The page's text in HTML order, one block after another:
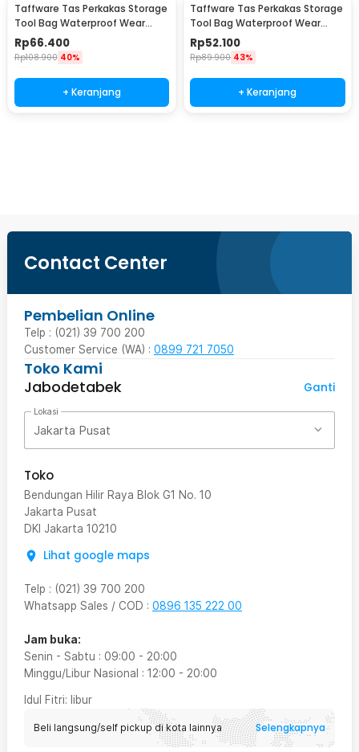
Taffware Tas Perkakas Storage
Tool Bag Waterproof Wear
Resistant 16 Inch - A03403
Rp66.400
Rp108.900 40%
+ Keranjang
Taffware Tas Perkakas Storage
Tool Bag Waterproof Wear
Resistant 13 Inch - A03403
Rp52.100
Rp89.900 43%
+ Keranjang
Contact Center
Pembelian Online
Telp : (021) 39 700 200
Customer Service (WA) : 0899 721 7050
Toko Kami
Jabodetabek
Ganti
Lokasi
Jakarta Pusat
Toko
Bendungan Hilir Raya Blok G1 No. 10
Jakarta Pusat
DKI Jakarta 10210
Lihat google maps
Telp : (021) 39 700 200
Whatsapp Sales / COD : 0896 135 222 00
Jam buka:
Senin - Sabtu : 09:00 - 20:00
Minggu/Libur Nasional : 12:00 - 20:00
Idul Fitri: libur
Beli langsung/self pickup di kota lainnya Selengkapnya